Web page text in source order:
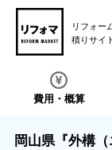
リフォー
積りサイ
費用・概算
岡山県『外構